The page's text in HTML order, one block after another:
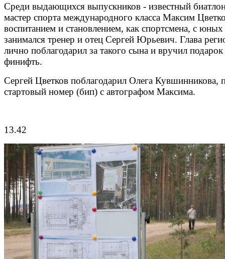
Среди выдающихся выпускников - известный
мастер спорта международного класса Максим
воспитанием и становлением, как спортсмена, с юных
занимался тренер и отец Сергей Юрьевич. Глава
лично поблагодарил за такого сына и вручил
финифть.
Сергей Цветков поблагодарил Олега Кувшинникова,
стартовый номер (бип) с автографом Максима.
13.42